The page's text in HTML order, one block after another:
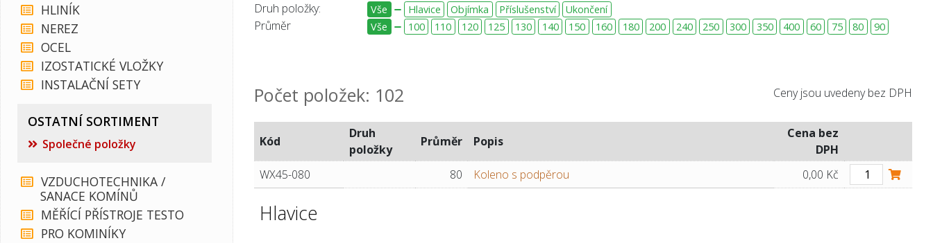
HLINÍK
NEREZ
OCEL
IZOSTATICKÉ VLOŽKY
INSTALAČNÍ SETY
OSTATNÍ SORTIMENT
Společné položky
VZDUCHOTECHNIKA /
SANACE KOMÍNŮ
MĚŘÍCÍ PŘÍSTROJE TESTO
PRO KOMINÍKY
Druh položky: Vše Hlavice Objímka Příslušenství Ukončení
Průměr Vše 100 110 120 125 130 140 150 160 180 200 240 250 300 350 400 60 75 80 90
Počet položek: 102 Ceny jsou uvedeny bez DPH
WX45-080 80 Koleno s podpěrou 0,00 Kč
Hlavice
Kód
Druh
položky
Průměr Popis
Cena bez
DPH